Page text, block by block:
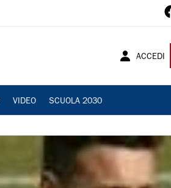
ACCEDI
VIDEO SCUOLA 2030